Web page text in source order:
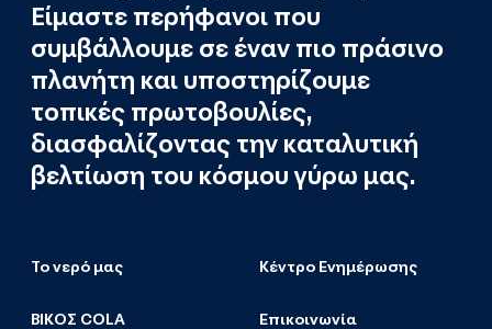
Είμαστε περήφανοι που
συμβάλλουμε σε έναν πιο πράσινο
πλανήτη και υποστηρίζουμε
τοπικές πρωτοβουλίες,
διασφαλίζοντας την καταλυτική
βελτίωση του κόσμου γύρω μας.
Το νερό μας
ΒΙΚΟΣ COLA
Κέντρο Ενημέρωσης
Επικοινωνία